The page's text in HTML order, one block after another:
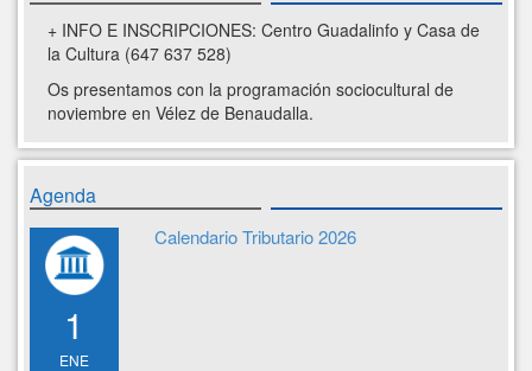
+ INFO E INSCRIPCIONES: Centro Guadalinfo y Casa de
la Cultura (647 637 528)
Os presentamos con la programación sociocultural de
noviembre en Vélez de Benaudalla.
Agenda
1
ENE
Calendario Tributario 2026